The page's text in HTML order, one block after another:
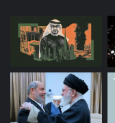
خیل عظیم جمعیت در
این اولین مواجهه من
غافلگیر شده بودم.